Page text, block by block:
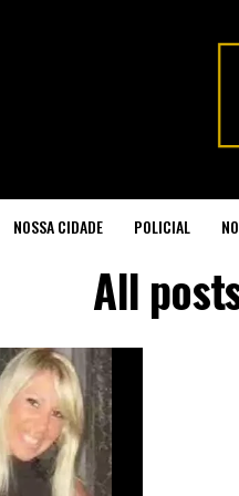
NOSSA CIDADE POLICIAL
All